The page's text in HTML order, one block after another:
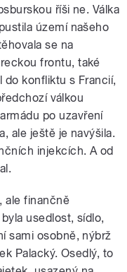
říši ne. Válka
území našeho
se na
frontu, také
do konfliktu s Francií,
válkou
po uzavření
ale ještě je navýšila.
injekcích. A od
ale finančně
usedlost, sídlo,
sami osobně, nýbrž
Palacký. Osedlý, to